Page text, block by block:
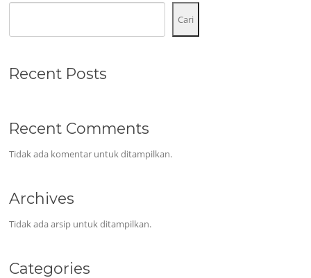
Cari
Recent Posts
Recent Comments
Tidak ada komentar untuk ditampilkan.
Archives
Tidak ada arsip untuk ditampilkan.
Categories